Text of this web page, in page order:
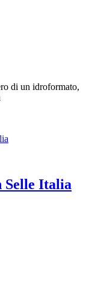
di un idroformato,
Selle Italia